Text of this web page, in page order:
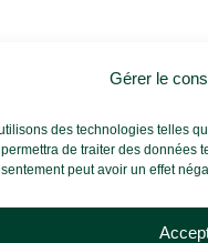
Gérer le
des technologies telles
de traiter des
peut avoir un effet